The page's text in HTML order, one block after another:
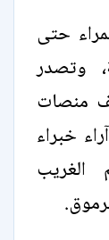
حتى
وتصدر
منصات
خبراء
الغريب